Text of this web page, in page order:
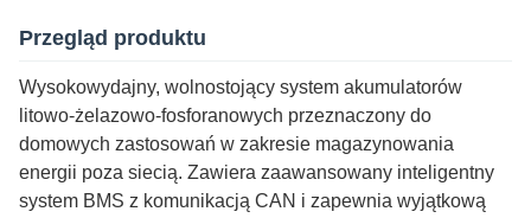
Przegląd produktu
Wysokowydajny, wolnostojący system akumulatorów
litowo-żelazowo-fosforanowych przeznaczony do
domowych zastosowań w zakresie magazynowania
energii poza siecią. Zawiera zaawansowany inteligentny
system BMS z komunikacją CAN i zapewnia wyjątkową